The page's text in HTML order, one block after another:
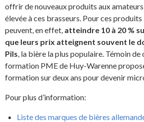
offrir de nouveaux produits aux
élevée à ces brasseurs. Pour ces
peuvent, en effet, atteindre 10 à 20 %
que leurs prix atteignent souvent le
Pils , la bière la plus populaire. Témoin
formation PMEde Huy-Warenne
formation sur deux ans pour devenir
Pour plus d’information:
Liste des marques de bières